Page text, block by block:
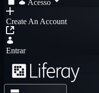
Acesso
Create An Account
Entrar